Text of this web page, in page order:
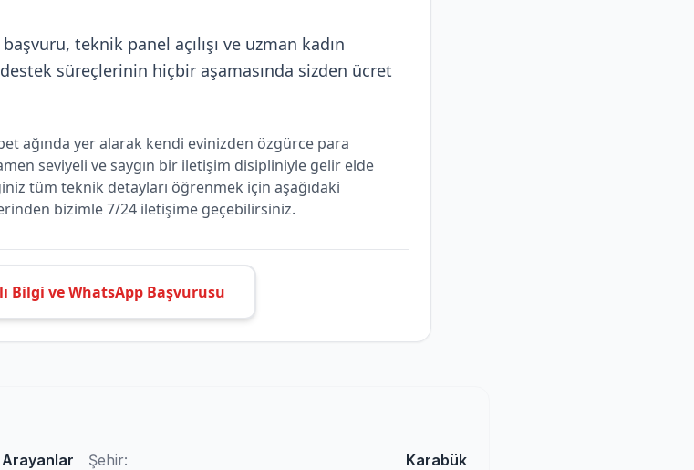
başvuru, teknik panel açılışı ve uzman kadın
süreçlerinin hiçbir aşamasında sizden ücret
ağında yer alarak kendi evinizden özgürce para
seviyeli ve saygın bir iletişim disipliniyle gelir elde
tüm teknik detayları öğrenmek için aşağıdaki
bizimle 7/24 iletişime geçebilirsiniz.
Bilgi ve WhatsApp Başvurusu
Arayanlar Şehir: Karabük